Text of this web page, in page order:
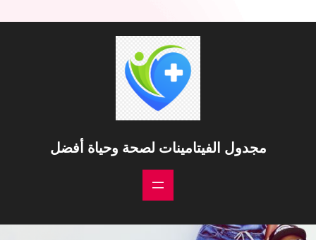
مجدول الفيتامينات لصحة وحياة أفضل